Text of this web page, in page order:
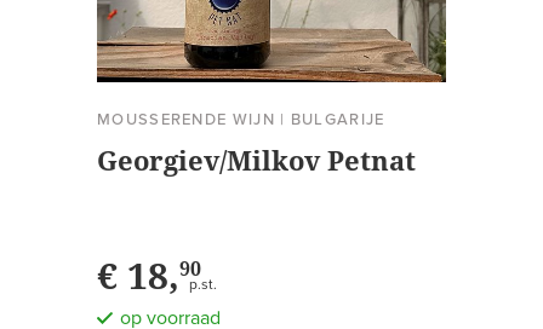
MOUSSERENDE WIJN | BULGARIJE
Georgiev/Milkov Petnat
€ 18,90
p.st.
op voorraad